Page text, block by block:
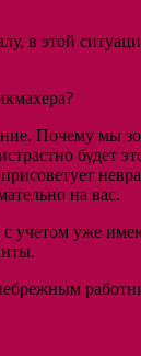
в этой
Почему мы
на вас.
учетом уже